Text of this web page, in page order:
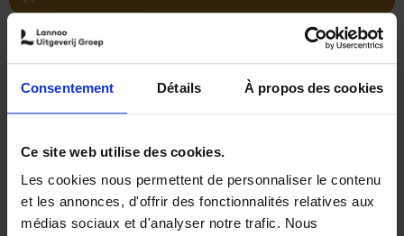
Consentement Détails À propos des cookies
Ce site web utilise des cookies.
Les cookies nous permettent de personnaliser le contenu
et les annonces, d'offrir des fonctionnalités relatives aux
médias sociaux et d'analyser notre trafic. Nous
AI, The Rediscovery of
Humanity (EN)
Jackie Janssen
Couverture souple
2026 197